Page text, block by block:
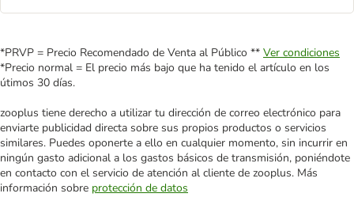
*PRVP = Precio Recomendado de Venta al Público ** Ver condiciones
*Precio normal = El precio más bajo que ha tenido el artículo en los
útimos 30 días.
zooplus tiene derecho a utilizar tu dirección de correo electrónico para
enviarte publicidad directa sobre sus propios productos o servicios
similares. Puedes oponerte a ello en cualquier momento, sin incurrir en
ningún gasto adicional a los gastos básicos de transmisión, poniéndote
en contacto con el servicio de atención al cliente de zooplus. Más
información sobre protección de datos